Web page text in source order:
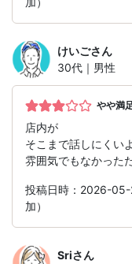
けいごさん
30代｜男性
やや満
店内が
そこまで話しにくい
雰囲気でもなかったた
投稿日時：2026-05-
加）
Sriさん